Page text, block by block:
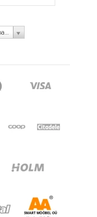
48 на странице